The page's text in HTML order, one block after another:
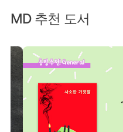
MD 추천 도서